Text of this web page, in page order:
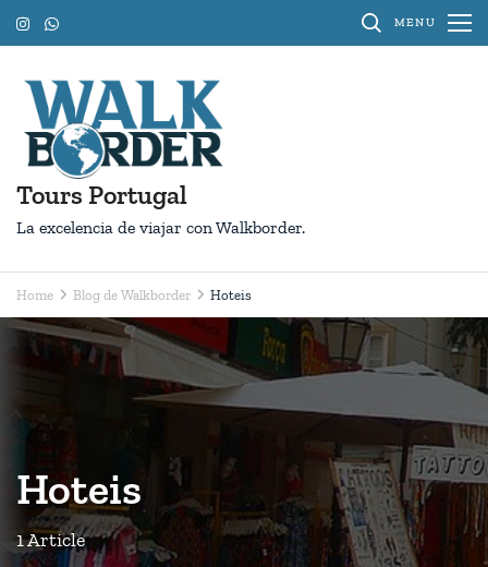
Skip
to
content
(Press
Enter)
MENU
Tours Portugal
La excelencia de viajar con Walkborder.
Home Blog de Walkborder Hoteis
Hoteis
1 Article